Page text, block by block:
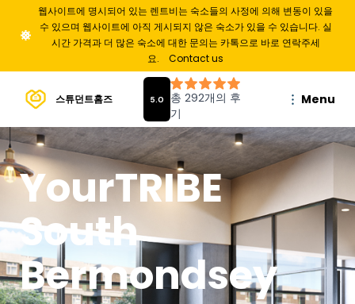
웹사이트에 명시되어 있는 렌트비는 숙소들의 사정에 의해 변동이 있을
수 있으며 웹사이트에 아직 게시되지 않은 숙소가 있을 수 있습니다. 실
시간 가격과 더 많은 숙소에 대한 문의는 카톡으로 바로 연락주세
요.
Contact us
스튜던트홈즈 Menu
YourTRIBE
South
Bermondsey